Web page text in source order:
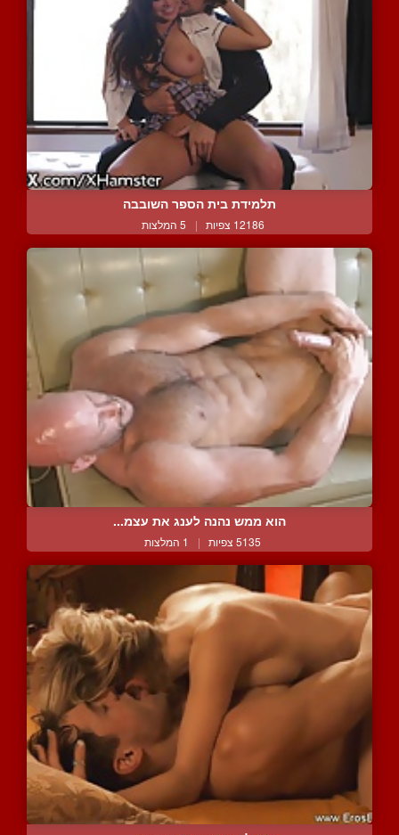
תלמידת בית הספר השובבה
12186 צפיות | 5 המלצות
הוא ממש נהנה לענג את עצמ...
5135 צפיות | 1 המלצות